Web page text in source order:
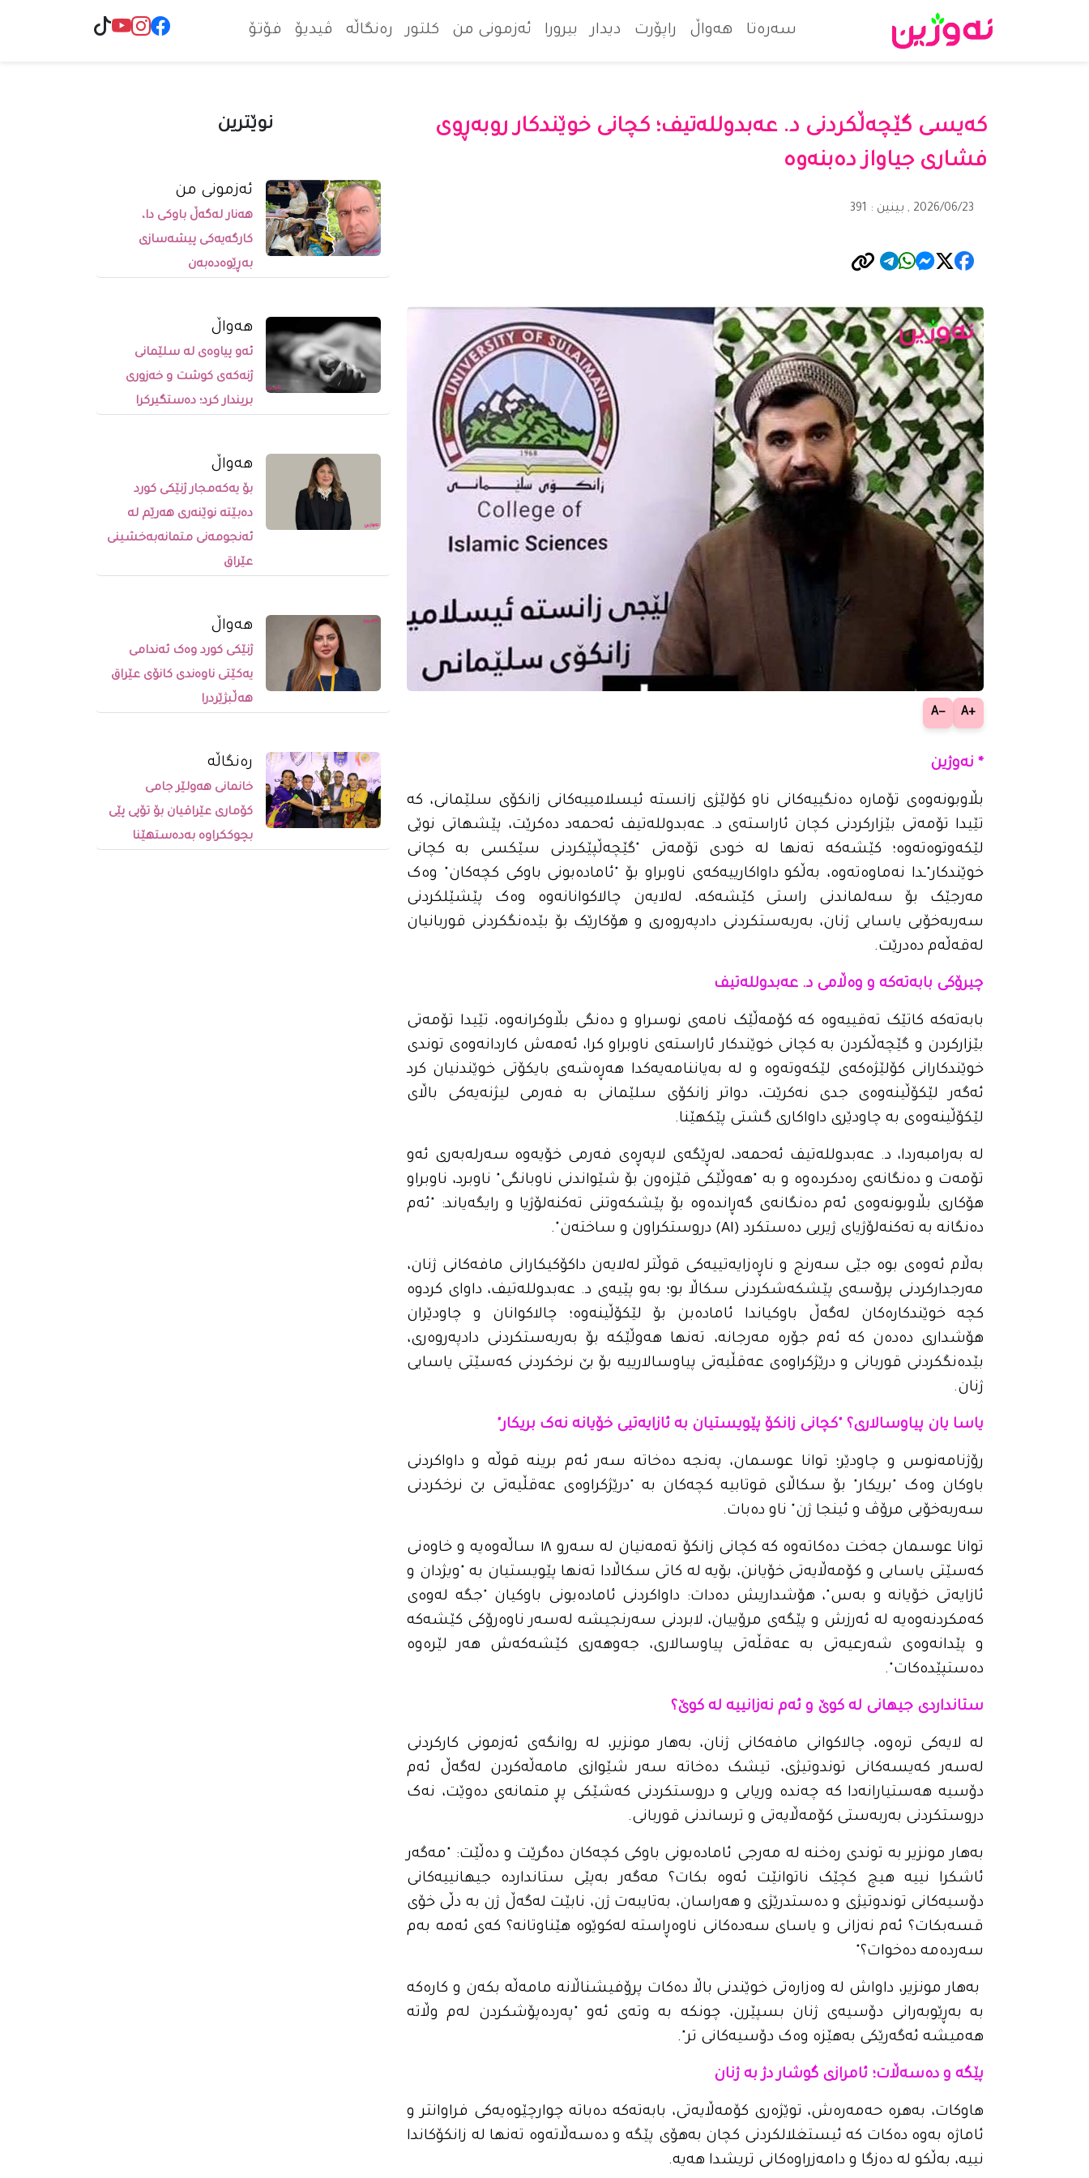
سەرەتا هەواڵ راپۆرت دیدار بیرورا ئەزمونی من کلتور رەنگاڵە ڤیدیۆ فۆتۆ
کەیسی گێچەڵکردنی د. عەبدوللەتیف؛ کچانی خوێندکار روبەڕوی
فشاری جیاواز دەبنەوە
2026/06/23 , بینین : 391
+A
−A
* نەوژین
بڵاوبونەوەی تۆمارە دەنگییەکانی ناو کۆلێژی زانستە ئیسلامییەکانی زانکۆی سلێمانی، کە
تێیدا تۆمەتی بێزارکردنی کچان ئاراستەی د. عەبدوللەتیف ئەحمەد دەکرێت، پێشهاتی نوێی
لێکەوتوەتەوە؛ کێشەکە تەنها لە خودی تۆمەتی "گێچەڵپێکردنی سێکسی بە کچانی
خوێندکار"ـدا نەماوەتەوە، بەڵکو داواکارییەکەی ناوبراو بۆ "ئامادەبونی باوکی کچەکان" وەک
مەرجێک بۆ سەلماندنی راستی کێشەکە، لەلایەن چالاکوانانەوە وەک پێشێلکردنی
سەربەخۆیی یاسایی ژنان، بەربەستکردنی دادپەروەری و هۆکارێک بۆ بێدەنگکردنی قوربانیان
لەقەڵەم دەدرێت.
چیرۆکی بابەتەکە و وەڵامی د. عەبدوللەتیف
بابەتەکە کاتێک تەقییەوە کە کۆمەڵێک نامەی نوسراو و دەنگی بڵاوکرانەوە، تێیدا تۆمەتی
بێزارکردن و گێچەڵکردن بە کچانی خوێندکار ئاراستەی ناوبراو کرا، ئەمەش کاردانەوەی توندی
خوێندکارانی کۆلێژەکەی لێکەوتەوە و لە بەیاننامەیەکدا هەڕەشەی بایکۆتی خوێندنیان کرد
ئەگەر لێکۆڵینەوەی جدی نەکرێت، دواتر زانکۆی سلێمانی بە فەرمی لیژنەیەکی باڵای
لێکۆڵینەوەی بە چاودێری داواکاری گشتی پێکهێنا.
لە بەرامبەردا، د. عەبدوللەتیف ئەحمەد، لەڕێگەی لاپەڕەی فەرمی خۆیەوە سەرلەبەری ئەو
تۆمەت و دەنگانەی رەدکردەوە و بە "هەوڵێکی قێزەون بۆ شێواندنی ناوبانگی" ناوبرد، ناوبراو
هۆکاری بڵاوبونەوەی ئەم دەنگانەی گەڕاندەوە بۆ پێشکەوتنی تەکنەلۆژیا و رایگەیاند: "ئەم
دەنگانە بە تەکنەلۆژیای ژیریی دەستکرد (AI) دروستکراون و ساختەن".
بەڵام ئەوەی بوە جێی سەرنج و ناڕەزایەتییەکی قوڵتر لەلایەن داکۆکیکارانی مافەکانی ژنان،
مەرجدارکردنی پرۆسەی پێشکەشکردنی سکاڵا بو؛ بەو پێیەی د. عەبدوللەتیف، داوای کردوە
کچە خوێندکارەکان لەگەڵ باوکیاندا ئامادەبن بۆ لێکۆڵینەوە؛ چالاکوانان و چاودێران
هۆشداری دەدەن کە ئەم جۆرە مەرجانە، تەنها هەوڵێکە بۆ بەربەستکردنی دادپەروەری،
بێدەنگکردنی قوربانی و درێژکراوەی عەقڵیەتی پیاوسالارییە بۆ بێ نرخکردنی کەسێتی یاسایی
ژنان.
یاسا یان پیاوسالاری؟ "کچانی زانکۆ پێویستیان بە ئازایەتیی خۆیانە نەک بریکار"
رۆژنامەنوس و چاودێر؛ توانا عوسمان، پەنجە دەخاتە سەر ئەم برینە قوڵە و داواکردنی
باوکان وەک "بریکار" بۆ سکاڵای قوتابیە کچەکان بە "درێژکراوەی عەقڵیەتی بێ نرخکردنی
سەربەخۆیی مرۆڤ و ئینجا ژن" ناو دەبات.
توانا عوسمان جەخت دەکاتەوە کە کچانی زانکۆ تەمەنیان لە سەرو ١٨ ساڵەوەیە و خاوەنی
کەسێتی یاسایی و کۆمەڵایەتی خۆیانن، بۆیە لە کاتی سکاڵادا تەنها پێویستیان بە "ویژدان و
ئازایەتی خۆیانە و بەس"، هۆشداریش دەدات: داواکردنی ئامادەبونی باوکیان "جگە لەوەی
کەمکردنەوەیە لە ئەرزش و پێگەی مرۆییان، لابردنی سەرنجیشە لەسەر ناوەرۆکی کێشەکە
و پێدانەوەی شەرعیەتی بە عەقڵەتی پیاوسالاری، جەوهەری کێشەکەش هەر لێرەوە
دەستپێدەکات".
ستانداردی جیهانی لە کوێ و ئەم نەزانییە لە کوێ؟
لە لایەکی ترەوە، چالاکوانی مافەکانی ژنان، بەهار مونزیر، لە روانگەی ئەزمونی کارکردنی
لەسەر کەیسەکانی توندوتیژی، تیشک دەخاتە سەر شێوازی مامەڵەکردن لەگەڵ ئەم
دۆسیە هەستیارانەدا کە چەندە وریایی و دروستکردنی کەشێکی پڕ متمانەی دەوێت، نەک
دروستکردنی بەربەستی کۆمەڵایەتی و ترساندنی قوربانی.
بەهار مونزیر بە توندی رەخنە لە مەرجی ئامادەبونی باوکی کچەکان دەگرێت و دەڵێت: "مەگەر
ئاشکرا نییە هیچ کچێک ناتوانێت ئەوە بکات؟ مەگەر بەپێی ستانداردە جیهانییەکانی
دۆسیەکانی توندوتیژی و دەستدرێژی و هەراسان، بەتایبەت ژن، نابێت لەگەڵ ژن بە دڵی خۆی
قسەبکات؟ ئەم نەزانی و یاسای سەدەکانی ناوەڕاستە لەکوێوە هێناوتانە؟ کەی ئەمە بەم
سەردەمە دەخوات؟"
بەهار مونزیر، داواش لە وەزارەتی خوێندنی باڵا دەکات پرۆفیشناڵانە مامەڵە بکەن و کارەکە
بە بەڕێوبەرانی دۆسیەی ژنان بسپێرن، چونکە بە وتەی ئەو "پەردەپۆشکردن لەم وڵاتە
هەمیشە ئەگەرێکی بەهێزە وەک دۆسیەکانی تر".
پێگە و دەسەڵات؛ ئامرازی گوشار دژ بە ژنان
هاوکات، بەهرە حەمەرەش، توێژەری کۆمەڵایەتی، بابەتەکە دەباتە چوارچێوەیەکی فراوانتر و
ئاماژە بەوە دەکات کە ئیستغلالکردنی کچان بەهۆی پێگە و دەسەڵاتەوە تەنها لە زانکۆکاندا
نییە، بەڵکو لە دەزگا و دامەزراوەکانی تریشدا هەیە.
نوێترین
ئەزمونی من
هەنار لەگەڵ باوکی دا،
کارگەیەکی پیشەسازی
بەڕێوەدەبەن
ھەواڵ
ئەو پیاوەی لە سلێمانی
ژنەکەی کوشت و خەزوری
بریندار کرد؛ دەستگیرکرا
ھەواڵ
بۆ یەکەمجار ژنێکی کورد
دەبێتە نوێنەری هەرێم لە
ئەنجومەنی متمانەبەخشینی
عێراق
ھەواڵ
ژنێکى کورد وەک ئەندامى
یەکێتى ناوەندى کانۆى عێراق
هەڵبژێردرا
رەنگاڵە
خانمانی هەولێر جامی
کۆماری عێراقیان بۆ تۆپی پێی
بچوککراوە بەدەستهێنا